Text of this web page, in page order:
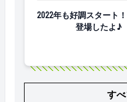
2022年も好調スタ
2022年も好調スタート
登場したよ♪
す